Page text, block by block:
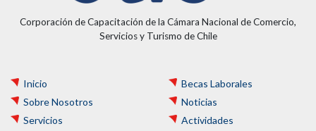
Corporación de Capacitación de la Cámara Nacional de Comercio,
Servicios y Turismo de Chile
Inicio
Sobre Nosotros
Servicios
Becas Laborales
Noticias
Actividades